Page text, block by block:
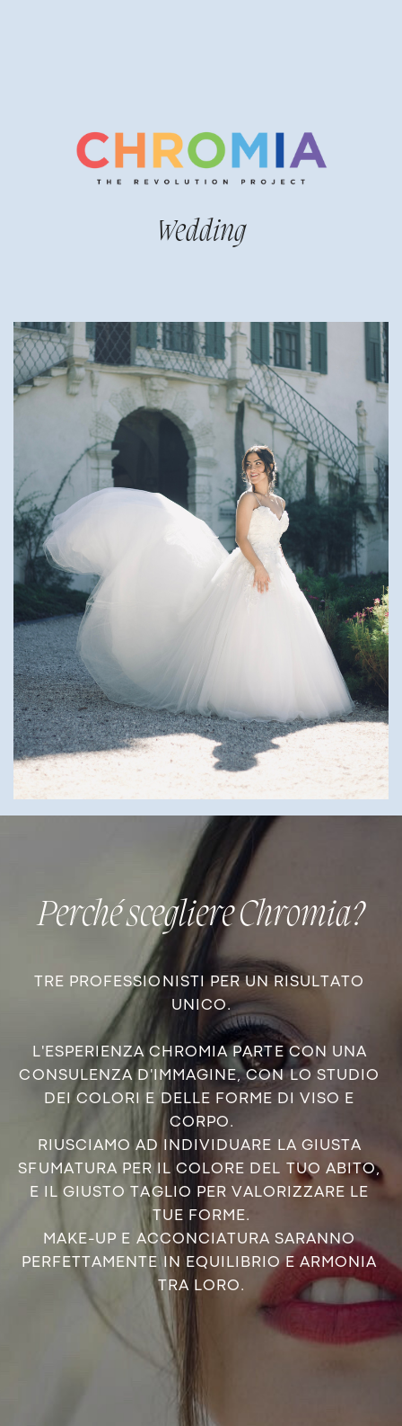
Wedding
Perché scegliere Chromia?
TRE PROFESSIONISTI PER UN RISULTATO ​
UNICO.
L'ESPERIENZA CHROMIA PARTE CON UNA ​
CONSULENZA D'IMMAGINE, CON LO STUDIO ​
DEI COLORI E DELLE FORME DI VISO E ​
CORPO.
RIUSCIAMO AD INDIVIDUARE LA GIUSTA ​
SFUMATURA PER IL COLORE DEL TUO ABITO, ​
E IL GIUSTO TAGLIO PER VALORIZZARE LE ​
TUE FORME.
MAKE-UP E ACCONCIATURA SARANNO ​
PERFETTAMENTE IN EQUILIBRIO E ARMONIA ​
TRA LORO.